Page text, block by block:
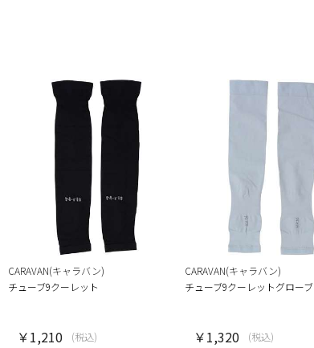
CARAVAN(キャラバン)
チューブ9クーレット
￥1,210 (税込)
CARAVAN(キャラバン)
チューブ9クーレットグローブ
￥1,320 (税込)